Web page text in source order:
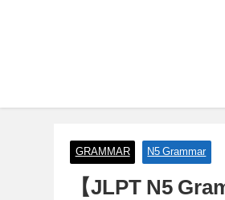
GRAMMAR N5 Grammar
【JLPT N5